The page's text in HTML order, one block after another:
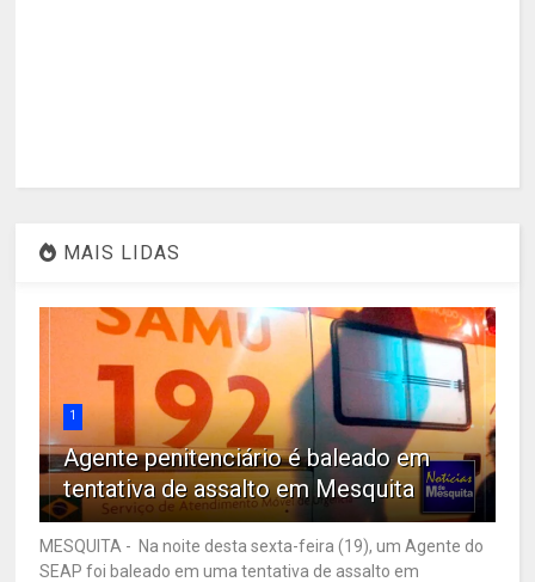
MAIS LIDAS
1
Agente penitenciário é baleado em
tentativa de assalto em Mesquita
MESQUITA - Na noite desta sexta-feira (19), um Agente do
SEAP foi baleado em uma tentativa de assalto em